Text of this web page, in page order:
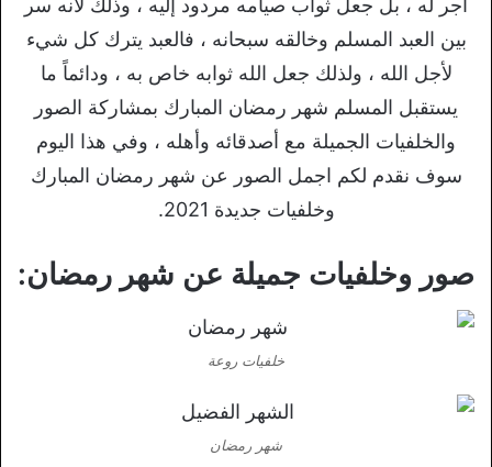
أجر له ، بل جعل ثواب صيامه مردود إليه ، وذلك لأنه سر
بين العبد المسلم وخالقه سبحانه ، فالعبد يترك كل شيء
لأجل الله ، ولذلك جعل الله ثوابه خاص به ، ودائماً ما
يستقبل المسلم شهر رمضان المبارك بمشاركة الصور
والخلفيات الجميلة مع أصدقائه وأهله ، وفي هذا اليوم
سوف نقدم لكم اجمل الصور عن شهر رمضان المبارك
وخلفيات جديدة 2021.
صور وخلفيات جميلة عن شهر رمضان:
خلفيات روعة
شهر رمضان